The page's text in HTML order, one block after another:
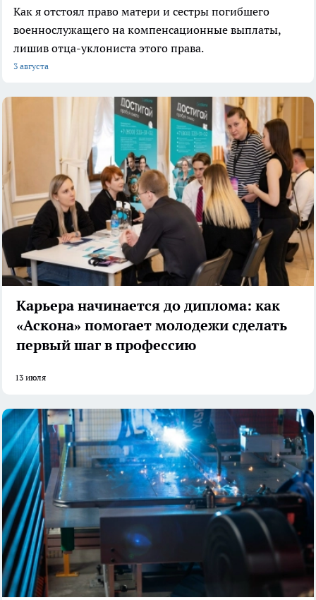
Как я отстоял право матери и сестры погибшего
военнослужащего на компенсационные выплаты,
лишив отца-уклониста этого права.
3 августа
Карьера начинается до диплома: как
«Аскона» помогает молодежи сделать
первый шаг в профессию
13 июля